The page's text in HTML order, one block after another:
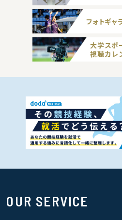
フォトギャ
大学スポ
視聴カレ
OUR SERVICE